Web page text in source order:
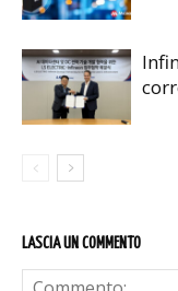
LASCIA UN COMMENTO